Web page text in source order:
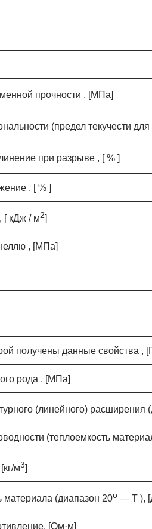
прочности , [МПа]
(предел текучести
при разрыве , [ % ]
, [ % ]
[ кДж / м2]
, [МПа]
получены данные свойства ,
рода , [МПа]
(линейного) расширения
(теплоемкость
м3]
(диапазон 20o — T ),
[Ом·м]